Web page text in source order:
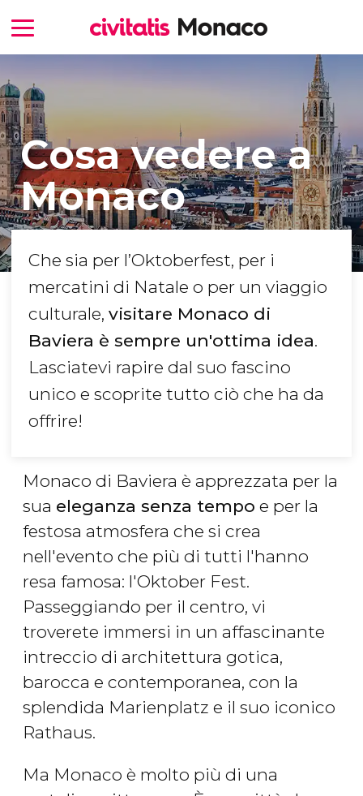
Cosa vedere a
Monaco
Che sia per l’Oktoberfest, per i
mercatini di Natale o per un viaggio
culturale, visitare Monaco di
Baviera è sempre un'ottima idea.
Lasciatevi rapire dal suo fascino
unico e scoprite tutto ciò che ha da
offrire!
Monaco di Baviera è apprezzata per la
sua eleganza senza tempo e per la
festosa atmosfera che si crea
nell'evento che più di tutti l'hanno
resa famosa: l'Oktober Fest.
Passeggiando per il centro, vi
troverete immersi in un affascinante
intreccio di architettura gotica,
barocca e contemporanea, con la
splendida Marienplatz e il suo iconico
Rathaus.
Ma Monaco è molto più di una